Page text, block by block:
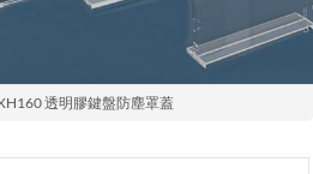
透明膠鍵盤防塵罩蓋